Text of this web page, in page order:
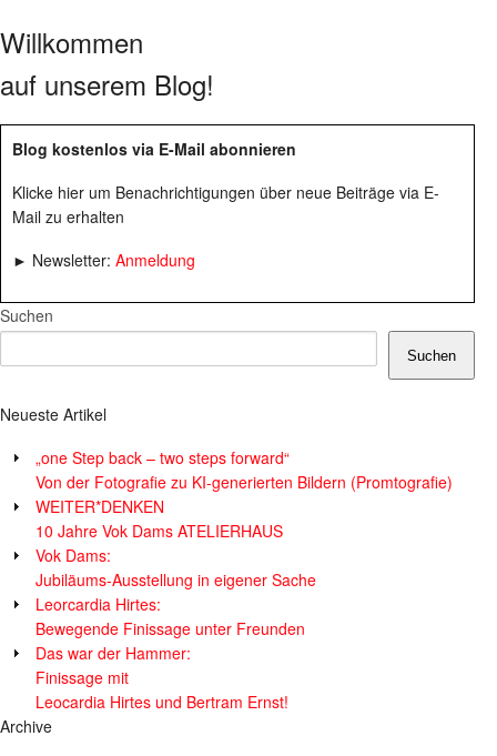
Willkommen
auf unserem Blog!
Blog kostenlos via E-Mail abonnieren
Klicke hier um Benachrichtigungen über neue Beiträge via E-
Mail zu erhalten
► Newsletter: Anmeldung
Suchen
Suchen
Neueste Artikel
„one Step back – two steps forward“
Von der Fotografie zu KI-generierten Bildern (Promtografie)
WEITER*DENKEN
10 Jahre Vok Dams ATELIERHAUS
Vok Dams:
Jubiläums-Ausstellung in eigener Sache
Leorcardia Hirtes:
Bewegende Finissage unter Freunden
Das war der Hammer:
Finissage mit
Leocardia Hirtes und Bertram Ernst!
Archive